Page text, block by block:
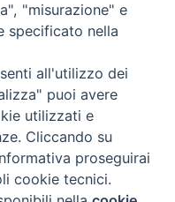
11 - tel. 0382.24736 -
- P.
"misurazione" e
specificato nella
all'utilizzo dei
puoi avere
utilizzati e
Cliccando su
proseguirai
cookie tecnici.